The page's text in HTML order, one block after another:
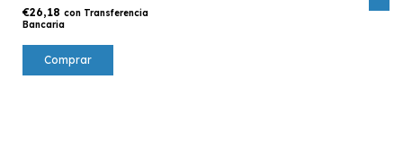
€26,18 con Transferencia
Bancaria
Comprar